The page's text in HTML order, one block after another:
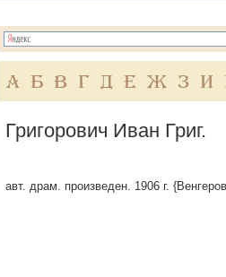
А Б В Г Д Е Ж З И
Григорович Иван Григ.
авт. драм. произведен. 1906 г.